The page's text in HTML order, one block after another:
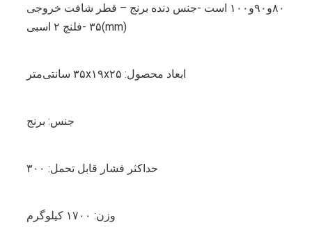
۸۰و۹۰و۱۰۰ است -جنس دنده برنج – قطر شافت خروجی
(mm)۳۵ -فلنچ ۲ اسبی
ابعاد محصول: ۳۵x۱۹x۲۵ سانتی‌متر
جنس: برنج
حداکثر فشار قابل تحمل: ۳۰۰
وزن: ۱۷۰۰ کیلوگرم